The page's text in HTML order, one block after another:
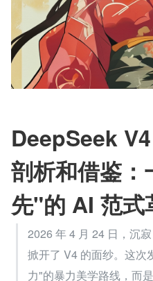
DeepSeek
剖析和借鉴
先"的 AI 范式
2026 年 4 月 24 日，沉
掀开了 V4 的面纱。这次
力"的暴力美学路线，而